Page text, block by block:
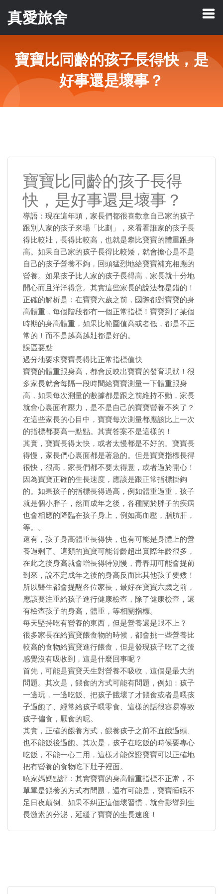
真愛旅舍
寶寶比同齡的孩子長得快，是
好事還是壞事？
寶寶比同齡的孩子長得
快，是好事還是壞事？
導語：現在這年頭，家長們都很喜歡拿自己家的孩子
跟別人家的孩子來場「比劃」，來看看誰家的孩子長
得比較壯，長得比較高，也就是攀比寶寶的體重跟身
高。如果自己家的孩子長得比較矮，就會擔心是不是
自己的孩子營養不夠，回頭猛烈地給寶寶補充相應的
營養。如果孩子比人家的孩子長得高，家長就十分地
開心而且洋洋得意。其實這些家長的說法都是錯的！
正確的解析是：在寶寶六歲之前，國際都對寶寶的身
高體重，每個階段都有一個正常指標！寶寶到了某個
時期的身高體重，如果比範圍值高或者低，都是不正
常的！而不是越高越壯都是好的。
誤區要點
過分地要求寶寶長得比正常指標值快
寶寶的體重跟身高，都會反映出寶寶的發育現狀！很
多家長就會每隔一段時間給寶寶測量一下體重跟身
高，如果每次測量的數據都是跟之前維持不動，家長
就會心裏面有壓力，是不是自己的寶寶營養不夠了？
在這些家長的心目中，寶寶每次測量都應該比上一次
的指標都要高一點點。其實答案不是這樣的！
其實，寶寶長得太快，或者太慢都是不好的。寶寶長
得慢，家長們心裏面都是著急的。但是寶寶指標長得
很快，很高，家長們都不要太得意，或者過於開心！
因為寶寶正確的生長速度，應該是跟正常指標掛鉤
的。如果孩子的指標長得過高，例如體重過重，孩子
就是個小胖子，然而成年之後，各種關於胖子的疾病
也會相應的降臨在孩子身上，例如高血壓，脂肪肝，
等。。
還有，孩子身高體重長得快，也有可能是身體上的營
養過剩了。這類的寶寶可能骨齡超出實際年齡很多，
在此之後身高就會增長得特別慢，青春期可能會提前
到來，說不定成年之後的身高反而比其他孩子要矮！
所以醫生都會提醒各位家長，最好在寶寶六歲之前，
應該要注重給孩子進行健康檢查，除了健康檢查，還
有檢查孩子的身高，體重，等相關指標。
每天堅持吃有營養的東西，但是營養還是跟不上？
很多家長在給寶寶餵食物的時候，都會挑一些營養比
較高的食物給寶寶進行餵食，但是發現孩子吃了之後
感覺沒有吸收到，這是什麼回事呢？
首先，可能是寶寶天生對營養不吸收，這個是最大的
問題。其次是，餵食的方式可能有問題，例如：孩子
一邊玩，一邊吃飯、把孩子餓壞了才餵食或者是喂孩
子過飽了、經常給孩子喂零食、這樣的話很容易導致
孩子偏食，厭食的呢。
其實，正確的餵養方式，餵養孩子之前不宜餓過頭、
也不能飯後過飽。其次是，孩子在吃飯的時候要專心
吃飯，不能一心二用，這樣才能保證寶寶可以正確地
把有營養的食物吃下肚子裡面。
曉家媽媽點評：其實寶寶的身高體重指標不正常，不
單單是餵養的方式有問題，還有可能是，寶寶睡眠不
足日夜顛倒、如果不糾正這個壞習慣，就會影響到生
長激素的分泌，延緩了寶寶的生長速度！